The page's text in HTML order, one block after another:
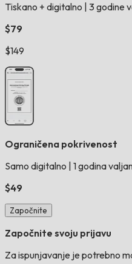
Tiskano + digitalno 3 godine
$79
$149
Ograničena pokrivenost
Samo digitalno 1 godina
$49
Započnite
Započnite svoju prijavu
Za ispunjavanje je potrebno